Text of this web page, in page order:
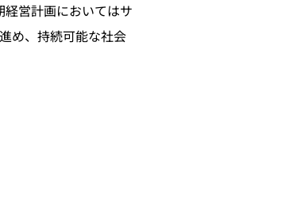
営計画においてはサ
め、持続可能な社会